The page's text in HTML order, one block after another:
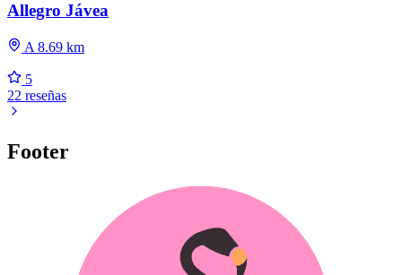
Allegro Jávea
A 8.69 km
5
22 reseñas
Footer